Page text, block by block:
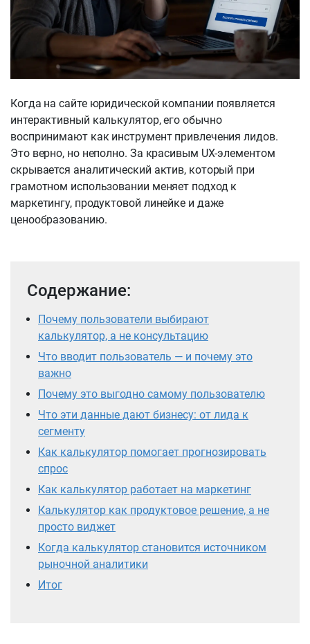
Когда на сайте юридической компании появляется
интерактивный калькулятор, его обычно
воспринимают как инструмент привлечения лидов.
Это верно, но неполно. За красивым UX-элементом
скрывается аналитический актив, который при
грамотном использовании меняет подход к
маркетингу, продуктовой линейке и даже
ценообразованию.
Содержание:
Почему пользователи выбирают
калькулятор, а не консультацию
Что вводит пользователь — и почему это
важно
Почему это выгодно самому пользователю
Что эти данные дают бизнесу: от лида к
сегменту
Как калькулятор помогает прогнозировать
спрос
Как калькулятор работает на маркетинг
Калькулятор как продуктовое решение, а не
просто виджет
Когда калькулятор становится источником
рыночной аналитики
Итог